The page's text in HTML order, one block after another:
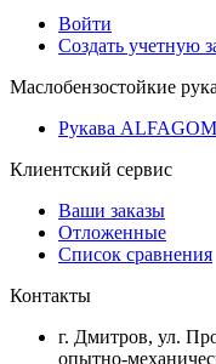
Войти
Создать учетную
Маслобензостойкие
Рукава
Клиентский сервис
Ваши заказы
Отложенные
Список сравнения
Контакты
г. Дмитров, ул.
опытно-